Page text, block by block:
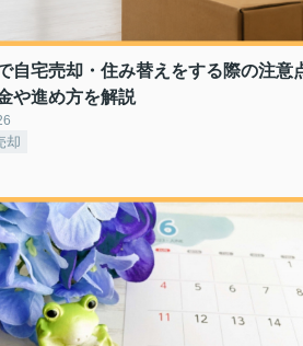
自宅売却・住み替えをする際の注意
や進め方を解説
却